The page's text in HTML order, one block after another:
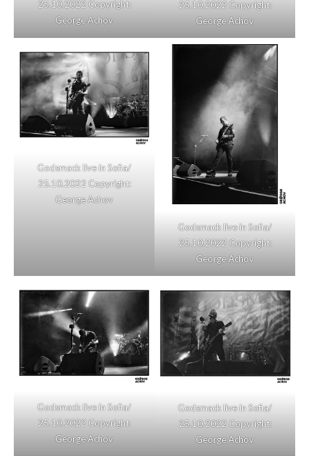
25.10.2022 Copyright:
George Achov
25.10.2022 Copyright:
George Achov
Godsmack live in Sofia/
25.10.2022 Copyright:
George Achov
Godsmack live in Sofia/
25.10.2022 Copyright:
George Achov
Godsmack live in Sofia/
25.10.2022 Copyright:
George Achov
Godsmack live in Sofia/
25.10.2022 Copyright:
George Achov